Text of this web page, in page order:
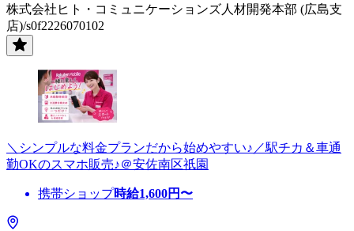
株式会社ヒト・コミュニケーションズ人材開発本部 (広島支
店)/s0f2226070102
＼シンプルな料金プランだから始めやすい♪／駅チカ＆車通
勤OKのスマホ販売♪＠安佐南区祇園
携帯ショップ時給1,600円〜